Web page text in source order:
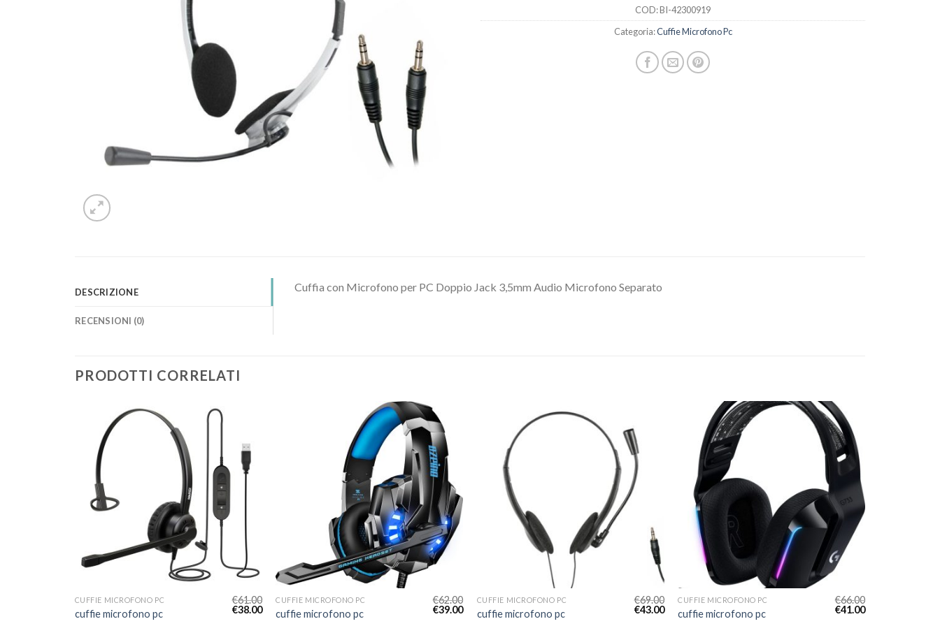
COD:BI-42300919
Categoria:Cuffie Microfono Pc
DESCRIZIONE
RECENSIONI (0)
Cuffia con Microfono per PC Doppio Jack 3,5mm Audio Microfono Separato
PRODOTTI CORRELATI
CUFFIE MICROFONO PC
cuffie microfono pc
€61.00
€38.00
CUFFIE MICROFONO PC
cuffie microfono pc
€62.00
€39.00
CUFFIE MICROFONO PC
cuffie microfono pc
€69.00
€43.00
CUFFIE MICROFONO PC
cuffie microfono pc
€66.00
€41.00